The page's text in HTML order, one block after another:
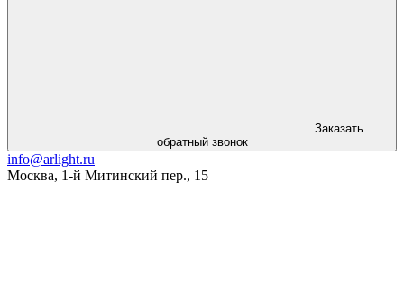
Заказать
обратный звонок
info@arlight.ru
Москва, 1-й Митинский пер., 15